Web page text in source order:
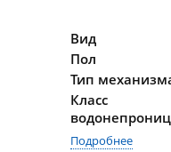
Вид
Пол
Тип
Класс
Подробнее